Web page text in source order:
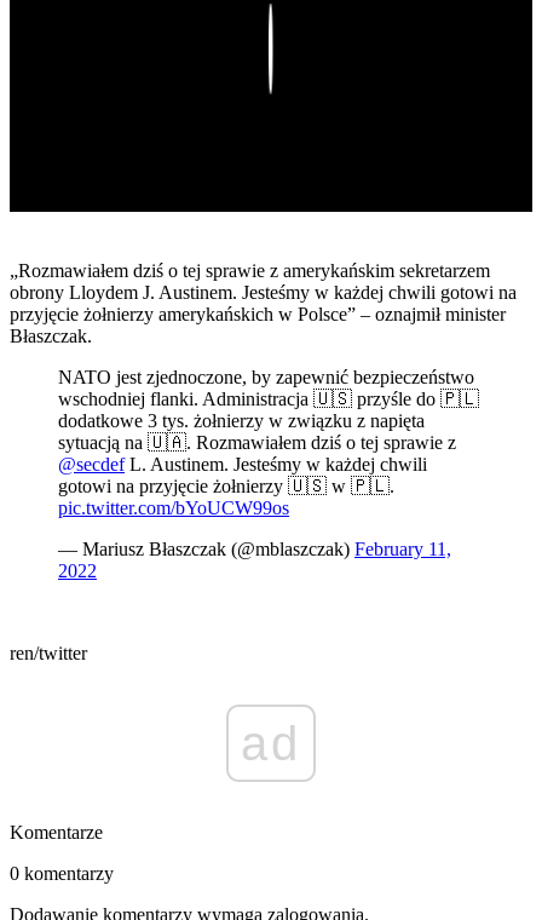
„Rozmawiałem dziś o tej sprawie z amerykańskim sekretarzem
obrony Lloydem J. Austinem. Jesteśmy w każdej chwili gotowi na
przyjęcie żołnierzy amerykańskich w Polsce” – oznajmił minister
Błaszczak.
NATO jest zjednoczone, by zapewnić bezpieczeństwo
wschodniej flanki. Administracja 🇺🇸 przyśle do 🇵🇱
dodatkowe 3 tys. żołnierzy w związku z napięta
sytuacją na 🇺🇦. Rozmawiałem dziś o tej sprawie z
@secdefL. Austinem. Jesteśmy w każdej chwili
gotowi na przyjęcie żołnierzy 🇺🇸 w 🇵🇱.
pic.twitter.com/bYoUCW99os
— Mariusz Błaszczak (@mblaszczak) February 11,
2022
ren/twitter
ad
Komentarze
0 komentarzy
Dodawanie komentarzy wymaga zalogowania.